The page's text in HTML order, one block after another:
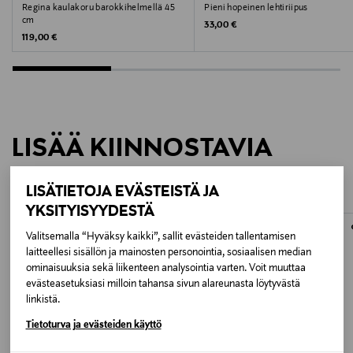
LISÄTIETOJA EVÄSTEISTÄ JA
YKSITYISYYDESTÄ
Valitsemalla “Hyväksy kaikki”, sallit evästeiden tallentamisen
laitteellesi sisällön ja mainosten personointia, sosiaalisen median
ominaisuuksia sekä liikenteen analysointia varten. Voit muuttaa
evästeasetuksiasi milloin tahansa sivun alareunasta löytyvästä
linkistä.
Tietoturva ja evästeiden käyttö
kaulakorut, hopeakorut, hopea, sydänkorut
Regina kaulakoru barokkihelmellä 45
cm
Original Price
119,00 €
Pieni hopeinen lehtiriipus
Original Price
33,00 €
LISÄÄ KIINNOSTAVIA
TUOTTEITA